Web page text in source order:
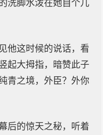
洗脚水泼在她自个儿
他这时候的说话，看
起大拇指，暗赞此子
青之境，外臣？外你
后的惊天之秘，听着